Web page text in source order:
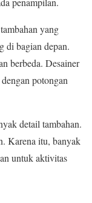
yang
di bagian depan.
berbeda. Desainer
potongan
detail tambahan.
Karena itu, banyak
untuk aktivitas